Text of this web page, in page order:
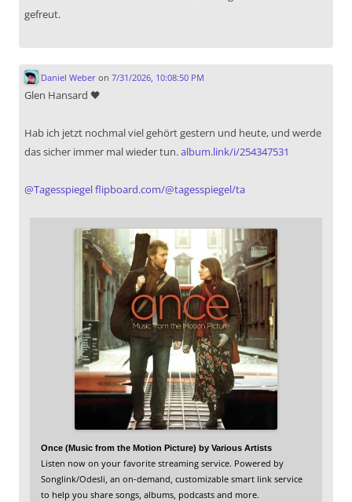
gefreut.
Daniel Weberon 7/31/2026, 10:08:50 PM
Glen Hansard 🖤
Hab ich jetzt nochmal viel gehört gestern und heute, und werde
das sicher immer mal wieder tun.album.link/i/254347531
@Tagesspiegelflipboard.com/@tagesspiegel/ta
Once (Music from the Motion Picture) by Various Artists
Listen now on your favorite streaming service. Powered by
Songlink/Odesli, an on-demand, customizable smart link service
to help you share songs, albums, podcasts and more.